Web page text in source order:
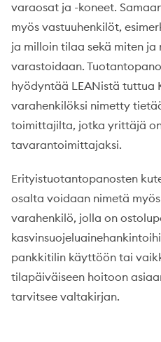
varaosat ja -koneet.
myös vastuuhenkilöt,
ja milloin tilaa sekä miten ja
varastoidaan.
hyödyntää LEANistä tuttua
varahenkilöksi nimetty
toimittajilta, jotka yrittäjä
tavarantoimittajaksi.
Erityistuotantopanosten
osalta voidaan nimetä
varahenkilö, jolla on
pankkitilin käyttöön tai
tilapäiväiseen hoitoon
tarvitsee valtakirjan.